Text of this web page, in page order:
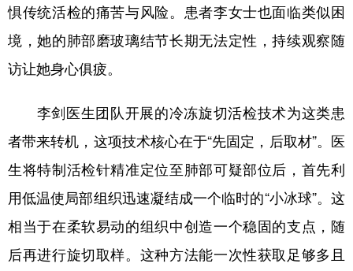
亚太网 上市公司 投教基地
辽宁 吉林 上海 江苏
浙江 安徽 福建 江西
山东 河南 湖北 湖南
广东 广西 海南 重庆
惧传统活检的痛苦与风险。患者李女士也面临类似困
境，她的肺部磨玻璃结节长期无法定性，持续观察随
访让她身心俱疲。
李剑医生团队开展的冷冻旋切活检技术为这类患
者带来转机，这项技术核心在于“先固定，后取材”。医
生将特制活检针精准定位至肺部可疑部位后，首先利
用低温使局部组织迅速凝结成一个临时的“小冰球”。这
相当于在柔软易动的组织中创造一个稳固的支点，随
后再进行旋切取样。这种方法能一次性获取足够多且